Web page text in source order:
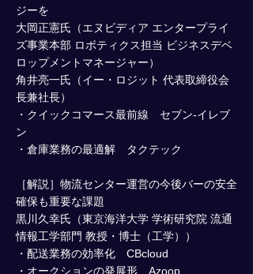
ジーを
大岡正憲氏（エヌビディア エンタープライ
ズ事業本部 ロボティクス担当 ビジネスデベ
ロップメントマネージャー）
角井亮一氏（イー・ロジット 代表取締役会
長兼社長）
・クイックコマース最前線 セブン-イレブ
ン
・倉庫業務の最適解 タクテック
［解説］物流センター運営の今後バーの安全
確保も重要な課題
黒川久幸氏（東京海洋大学 学術研究院 流通
情報工学部門 教授・博士（工学））
・配送業務の効率化 CBcloud
・オークションの発展形 Azoop